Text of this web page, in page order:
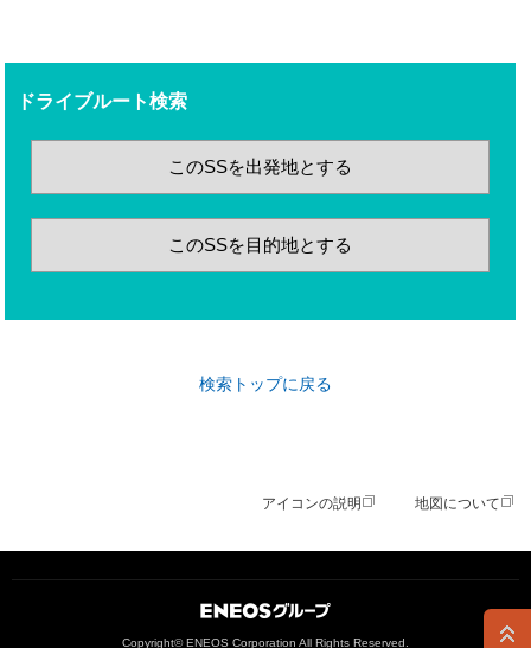
ドライブルート検索
このSSを出発地とする
このSSを目的地とする
検索トップに戻る
アイコンの説明 地図について
Copyright© ENEOS Corporation All Rights Reserved.